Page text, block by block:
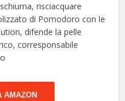
risciacquare
di Pomodoro con le
difende la pelle
corresponsabile
AMAZON